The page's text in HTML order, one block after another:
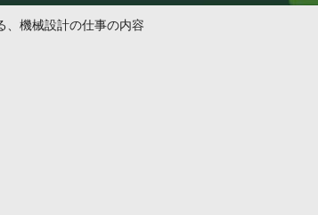
、機械設計の仕事の内容